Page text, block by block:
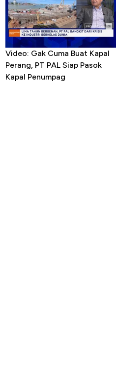
Video: Gak Cuma Buat Kapal
Perang, PT PAL Siap Pasok
Kapal Penumpag